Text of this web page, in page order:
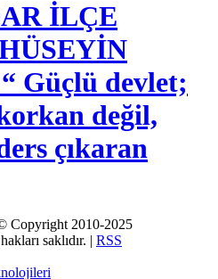
İLÇE
Güçlü devlet;
değil,
çıkaran
Copyright 2010-2025
saklıdır. | RSS